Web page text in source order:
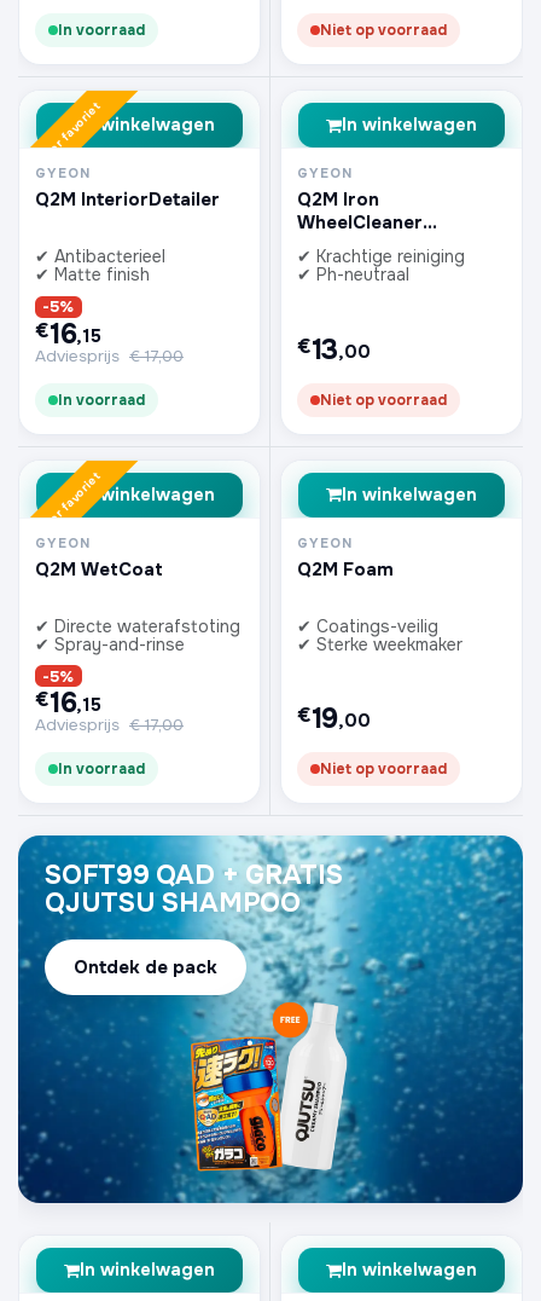
In voorraad Niet op voorraad
Zomer favorietIn winkelwagen
GYEON
Q2M InteriorDetailer
✔ Antibacterieel
✔ Matte finish
-5%
€16,15
Adviesprijs €17,00
In voorraad
In winkelwagen
GYEON
Q2M Iron
WheelCleaner
REDEFINED
✔ Krachtige reiniging
✔ Ph-neutraal
€13,00
Niet op voorraad
Zomer favorietIn winkelwagen
GYEON
Q2M WetCoat
✔ Directe waterafstoting
✔ Spray-and-rinse
-5%
€16,15
Adviesprijs €17,00
In voorraad
In winkelwagen
GYEON
Q2M Foam
✔ Coatings-veilig
✔ Sterke weekmaker
€19,00
Niet op voorraad
SOFT99 QAD + GRATIS
QJUTSU SHAMPOO
Ontdek de pack
In winkelwagen In winkelwagen